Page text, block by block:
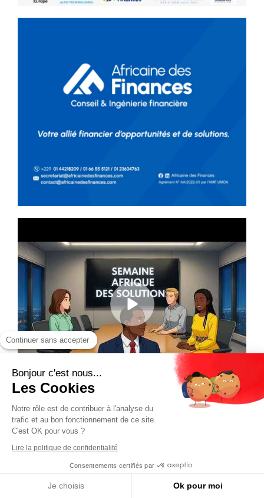
Continuer sans accepter
Bonjour c'est nous...
Les Cookies
Notre rôle est de contribuer à l'analyse du
trafic et au bon fonctionnement de ce site.
C'est OK pour vous ?
Lire la politique de confidentialité
Consentements certifiés par
Je choisis Ok pour moi